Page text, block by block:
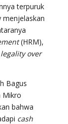
terpuruk
menjelaskan
(HRM),
legality over
Bagus
Mikro
bahwa
cash